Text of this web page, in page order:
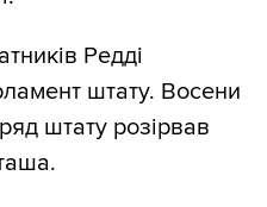
Редді
штату. Восени
штату розірвав